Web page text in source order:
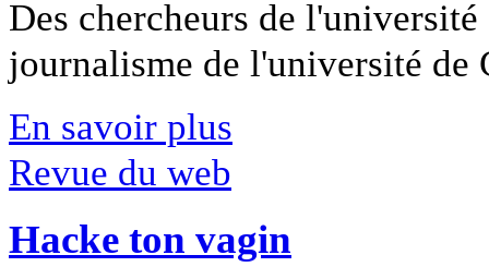
Des chercheurs de
journalisme de l'université
En savoir plus
Revue du web
Hacke ton vagin